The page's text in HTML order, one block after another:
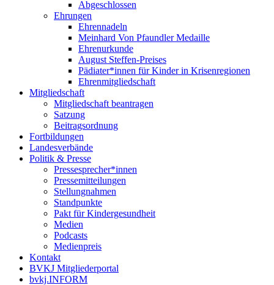
Abgeschlossen
Ehrungen
Ehrennadeln
Meinhard Von Pfaundler Medaille
Ehrenurkunde
August Steffen-Preises
Pädiater*innen für Kinder in Krisenregionen
Ehrenmitgliedschaft
Mitgliedschaft
Mitgliedschaft beantragen
Satzung
Beitragsordnung
Fortbildungen
Landesverbände
Politik & Presse
Pressesprecher*innen
Pressemitteilungen
Stellungnahmen
Standpunkte
Pakt für Kindergesundheit
Medien
Podcasts
Medienpreis
Kontakt
BVKJ Mitgliederportal
bvkj.INFORM